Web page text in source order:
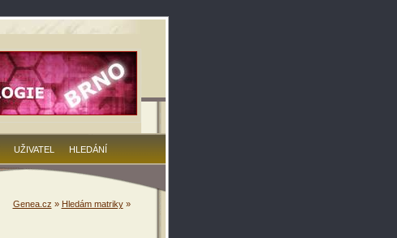
UŽIVATEL HLEDÁNÍ
Genea.cz » Hledám matriky»